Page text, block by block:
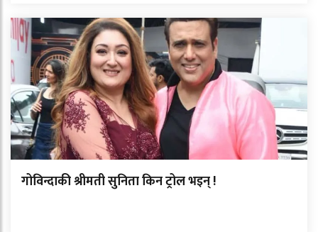
गोविन्दाकी श्रीमती सुनिता किन ट्रोल भइन् !